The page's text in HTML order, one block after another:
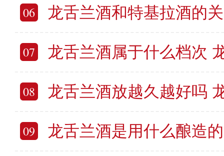
06 龙舌兰酒和特基拉酒的关系 龙舌
07 龙舌兰酒属于什么档次 龙
08 龙舌兰酒放越久越好吗 龙舌
09 龙舌兰酒是用什么酿造的 龙舌兰